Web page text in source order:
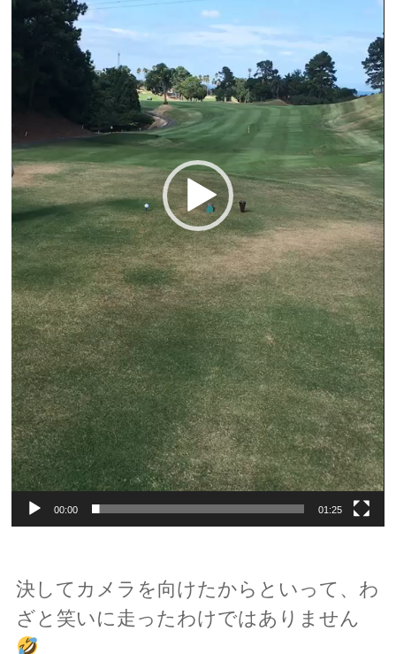
00:00 01:25
決してカメラを向けたからといって、わ
ざと笑いに走ったわけではありません